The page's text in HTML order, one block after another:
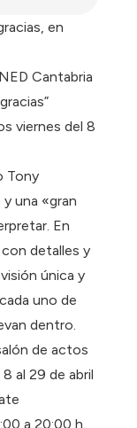
en
Cantabria
viernes del 8
Tony
una «gran
En
detalles y
única y
uno de
dentro.
de actos
al 29 de abril
a 20:00 h.